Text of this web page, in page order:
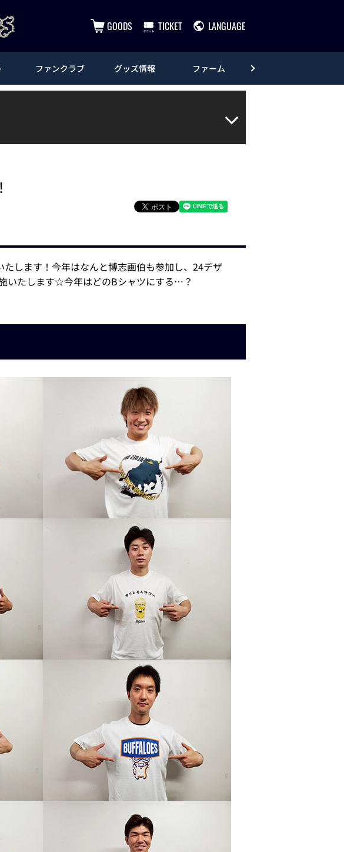
GOODS TICKET LANGUAGE
ファンクラブ グッズ情報 ファーム
します！今年はなんと博志画伯も参加し、24デザ
いたします☆今年はどのBシャツにする…？